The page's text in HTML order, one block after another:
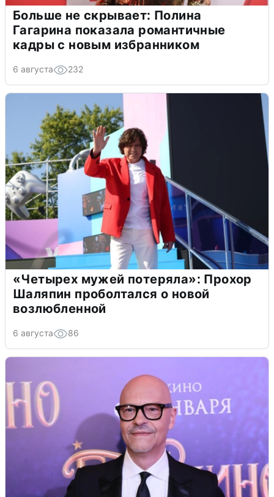
Больше не скрывает: Полина
Гагарина показала романтичные
кадры с новым избранником
6 августа 232
«Четырех мужей потеряла»: Прохор
Шаляпин проболтался о новой
возлюбленной
6 августа 86